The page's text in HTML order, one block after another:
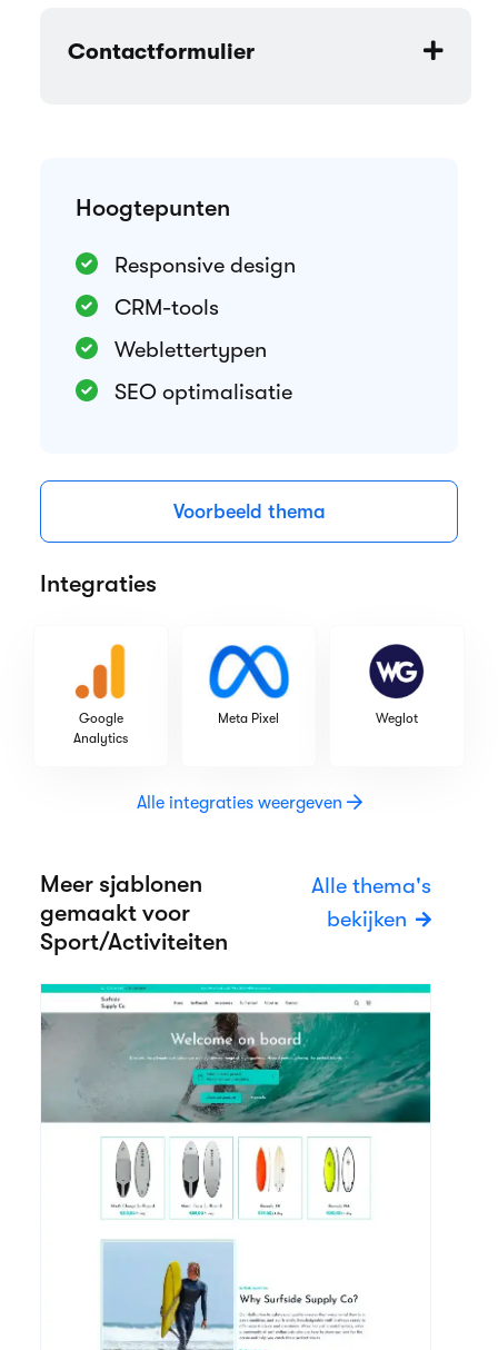
Contactformulier
Hoogtepunten
Responsive design
CRM-tools
Weblettertypen
SEO optimalisatie
Voorbeeld thema
Integraties
Google
Analytics
Meta Pixel Weglot
Alle integraties weergeven
Meer sjablonen
gemaakt voor
Sport/Activiteiten
Alle thema's
bekijken